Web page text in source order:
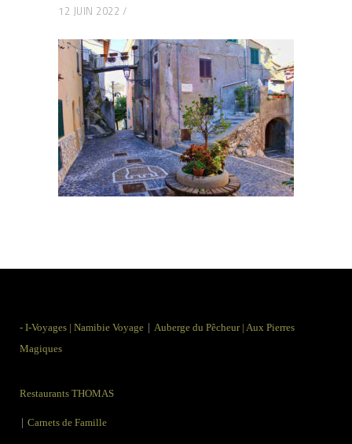
12 JUIN 2022
- I-Voyages | Namibie Voyage | Auberge du Pêcheur | Aux Pierres
Magiques
Restaurants THOMAS
| Carnets de Famille